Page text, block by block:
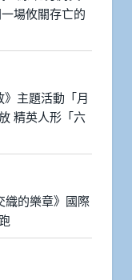
場攸關存亡的
》主題活動「月
精英人形「六
織的樂章》國際